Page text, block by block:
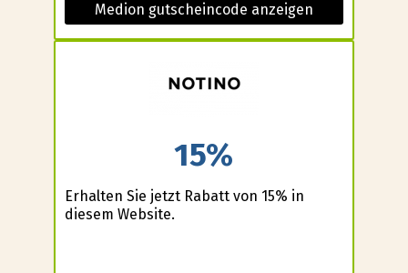
Medion gutscheincode anzeigen
15%
Erhalten Sie jetzt Rabatt von 15% in
diesem Website.